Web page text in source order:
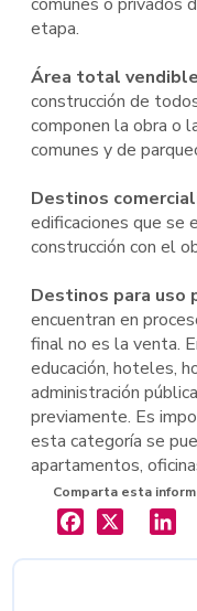
comunes o privados
etapa.
Área total
construcción de
componen la obra o
comunes y de
Destinos
edificaciones que se
construcción con el
Destinos para uso
encuentran en
final no es la venta.
educación, hoteles,
administración
previamente. Es
esta categoría se
apartamentos,
Comparta esta
X